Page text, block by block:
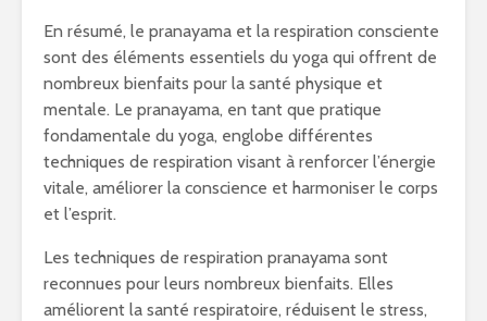
En résumé, le pranayama et la respiration consciente
sont des éléments essentiels du yoga qui offrent de
nombreux bienfaits pour la santé physique et
mentale. Le pranayama, en tant que pratique
fondamentale du yoga, englobe différentes
techniques de respiration visant à renforcer l’énergie
vitale, améliorer la conscience et harmoniser le corps
et l’esprit.
Les techniques de respiration pranayama sont
reconnues pour leurs nombreux bienfaits. Elles
améliorent la santé respiratoire, réduisent le stress,